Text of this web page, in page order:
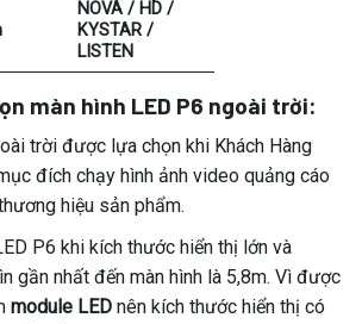
NOVA / HD /
KYSTAR /
LISTEN
màn hình LED P6 ngoài trời:
trời được lựa chọn khi Khách Hàng
đích chạy hình ảnh video quảng cáo
hiệu sản phẩm.
P6 khi kích thước hiển thị lớn và
gần nhất đến màn hình là 5,8m. Vì được
module LEDnên kích thước hiển thị có